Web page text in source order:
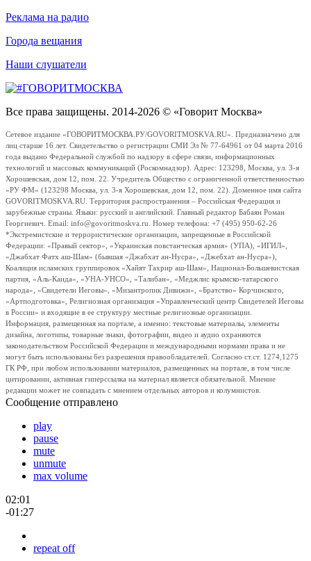
Реклама на радио
Города вещания
Наши слушатели
Все права защищены. 2014-2026 © «Говорит Москва»
Сетевое издание «ГОВОРИТМОСКВА.РУ/GOVORITMOSKVA.RU». Предназначено для
лиц старше 16 лет. Свидетельство о регистрации СМИ Эл № 77-64961 от 04 марта 2016
года выдано Федеральной службой по надзору в сфере связи, информационных
технологий и массовых коммуникаций (Роскомнадзор). Адрес: 123298, Москва, ул. 3-я
Хорошевская, дом 12, пом. 22. Учредитель Общество с ограниченной ответственностью
«РУ ФМ» (123298 Москва, ул. 3-я Хорошевская, дом 12, пом. 22). Доменное имя сайта
GOVORITMOSKVA.RU. Территория распространения – Российская Федерация и
зарубежные страны. Языки: русский и английский. Главный редактор Бабаян Роман
Георгиевич. Email: info@govoritmoskva.ru. Номер телефона: +7 (495) 950-62-26
*Экстремистские и террористические организации, запрещенные в Российской
Федерации: «Правый сектор», «Украинская повстанческая армия» (УПА), «ИГИЛ»,
«Джабхат Фатх аш-Шам» (бывшая «Джабхат ан-Нусра», «Джебхат ан-Нусра»),
Коалиция исламских группировок «Хайят Тахрир аш-Шам», Национал-Большевистская
партия, «Аль-Каида», «УНА-УНСО», «Талибан», «Меджлис крымско-татарского
народа», «Свидетели Иеговы», «Мизантропик Дивижн», «Братство» Корчинского,
«Артподготовка», Религиозная организация «Управленческий центр Свидетелей Иеговы
в России» и входящие в ее структуру местные религиозные организации.
Информация, размещенная на портале, а именно: текстовые материалы, элементы
дизайна, логотипы, товарные знаки, фотографии, видео и аудио охраняются
законодательством Российской Федерации и международными нормами права и не
могут быть использованы без разрешения правообладателей. Согласно ст.ст. 1274,1275
ГК РФ, при любом использовании материалов, размещенных на портале, в том числе
цитировании, активная гиперссылка на материал является обязательной. Мнение
редакции может не совпадать с мнением отдельных авторов и колумнистов.
Сообщение отправлено
play
pause
mute
unmute
max volume
02:01
-01:27
repeat off